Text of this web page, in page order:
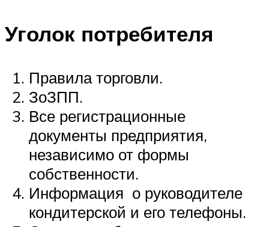
Уголок потребителя
Правила торговли.
ЗоЗПП.
Все регистрационные
документы предприятия,
независимо от формы
собственности.
Информация о руководителе
кондитерской и его телефоны.